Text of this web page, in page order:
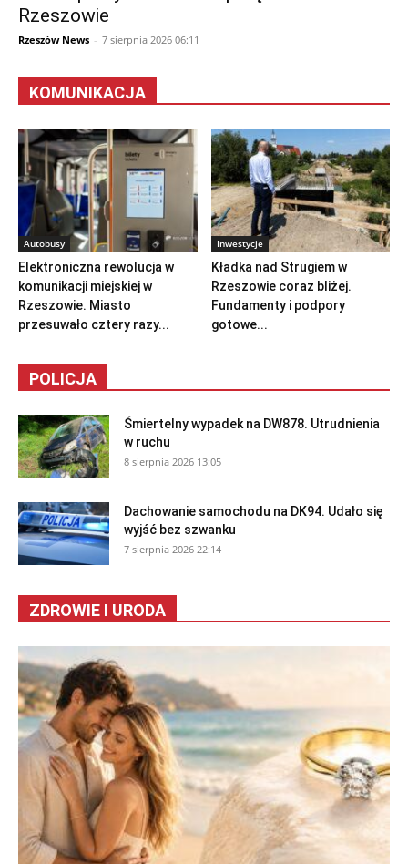
Rzeszowie
Rzeszów News - 7 sierpnia 2026 06:11
KOMUNIKACJA
Autobusy
Elektroniczna rewolucja w
komunikacji miejskiej w
Rzeszowie. Miasto
przesuwało cztery razy...
Inwestycje
Kładka nad Strugiem w
Rzeszowie coraz bliżej.
Fundamenty i podpory
gotowe...
POLICJA
Śmiertelny wypadek na DW878. Utrudnienia
w ruchu
8 sierpnia 2026 13:05
Dachowanie samochodu na DK94. Udało się
wyjść bez szwanku
7 sierpnia 2026 22:14
ZDROWIE I URODA